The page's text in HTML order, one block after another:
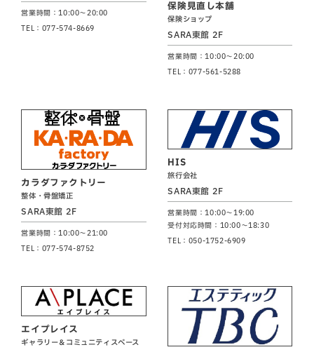
営業時間：10:00～20:00
TEL：077-574-8669
保険見直し本舗
保険ショップ
SARA東館 2F
営業時間：10:00～20:00
TEL：077-561-5288
カラダファクトリー
整体・骨盤矯正
SARA東館 2F
営業時間：10:00～21:00
TEL：077-574-8752
HIS
旅行会社
SARA東館 2F
営業時間：10:00～19:00
受付対応時間：10:00～18:30
TEL：050-1752-6909
エイプレイス
ギャラリー＆コミュニティスペース